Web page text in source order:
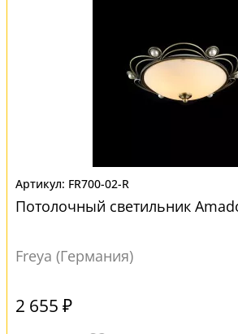
FR700-02-R
Потолочный светильник
Freya (Германия)
2 655 ₽